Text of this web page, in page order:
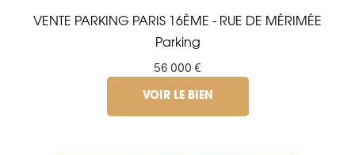
VENTE PARKING PARIS 16ÈME - RUE DE MÉRIMÉE
Parking
56 000 €
VOIR LE BIEN